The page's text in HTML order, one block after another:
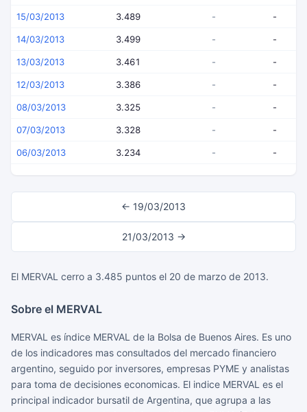
15/03/2013 3.489 - -
14/03/2013 3.499 - -
13/03/2013 3.461 - -
12/03/2013 3.386 - -
08/03/2013 3.325 - -
07/03/2013 3.328 - -
06/03/2013 3.234 - -
← 19/03/2013
21/03/2013 →
El MERVAL cerro a 3.485 puntos el 20 de marzo de 2013.
Sobre el MERVAL
MERVAL es índice MERVAL de la Bolsa de Buenos Aires. Es uno
de los indicadores mas consultados del mercado financiero
argentino, seguido por inversores, empresas PYME y analistas
para toma de decisiones economicas. El indice MERVAL es el
principal indicador bursatil de Argentina, que agrupa a las